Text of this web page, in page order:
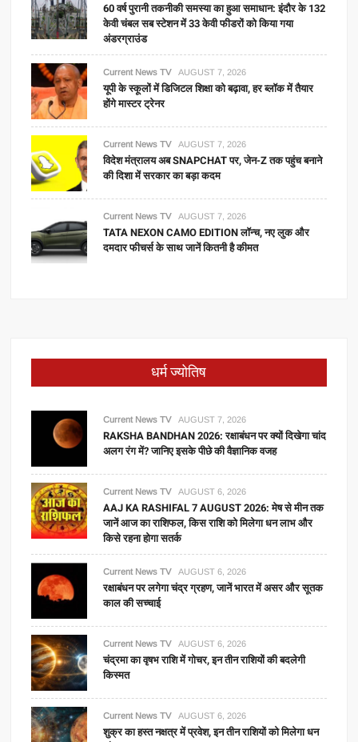
60 वर्ष पुरानी तकनीकी समस्या का हुआ समाधान: इंदौर के 132
केवी चंबल सब स्टेशन में 33 केवी फीडरों को किया गया
अंडरग्राउंड
Current News TV AUGUST 7, 2026
यूपी के स्कूलों में डिजिटल शिक्षा को बढ़ावा, हर ब्लॉक में तैयार
होंगे मास्टर ट्रेनर
Current News TV AUGUST 7, 2026
विदेश मंत्रालय अब SNAPCHAT पर, जेन-Z तक पहुंच बनाने
की दिशा में सरकार का बड़ा कदम
Current News TV AUGUST 7, 2026
TATA NEXON CAMO EDITION लॉन्च, नए लुक और
दमदार फीचर्स के साथ जानें कितनी है कीमत
धर्म ज्योतिष
Current News TV AUGUST 7, 2026
RAKSHA BANDHAN 2026: रक्षाबंधन पर क्यों दिखेगा चांद
अलग रंग में? जानिए इसके पीछे की वैज्ञानिक वजह
Current News TV AUGUST 6, 2026
AAJ KA RASHIFAL 7 AUGUST 2026: मेष से मीन तक
जानें आज का राशिफल, किस राशि को मिलेगा धन लाभ और
किसे रहना होगा सतर्क
Current News TV AUGUST 6, 2026
रक्षाबंधन पर लगेगा चंद्र ग्रहण, जानें भारत में असर और सूतक
काल की सच्चाई
Current News TV AUGUST 6, 2026
चंद्रमा का वृषभ राशि में गोचर, इन तीन राशियों की बदलेगी
किस्मत
Current News TV AUGUST 6, 2026
शुक्र का हस्त नक्षत्र में प्रवेश, इन तीन राशियों को मिलेगा धन